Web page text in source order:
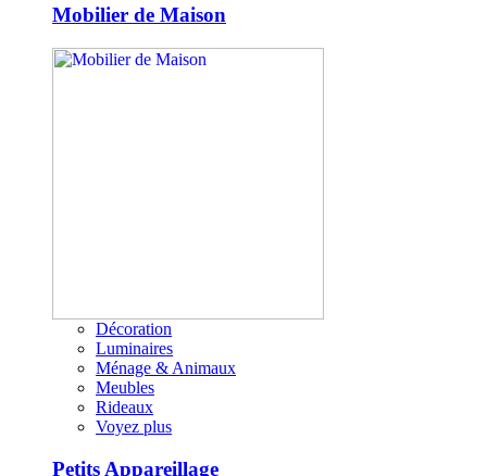
Mobilier de Maison
Décoration
Luminaires
Ménage & Animaux
Meubles
Rideaux
Voyez plus
Petits Appareillage